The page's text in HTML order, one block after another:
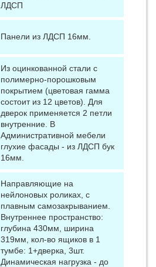
ЛДСП
Панели из ЛДСП 16мм.
Из оцинкованной стали с
полимерно-порошковым
покрытием (цветовая гамма
состоит из 12 цветов). Для
дверок применяется 2 петли
внутренние. В
Административной мебели
глухие фасады - из ЛДСП бук
16мм.
Направляющие на
нейлоновых роликах, с
плавным самозакрыванием.
Внутреннее пространство:
глубина 430мм, ширина
319мм, кол-во ящиков в 1
тумбе: 1+дверка, 3шт.
Динамическая нагрузка - до